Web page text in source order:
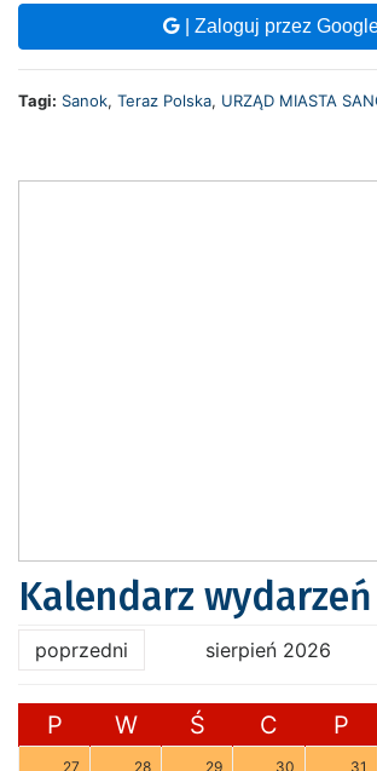
| Zaloguj przez
Tagi: Sanok, Teraz Polska, URZĄD MIASTA
Kalendarz wydarzeń
poprzedni sierpień 2026
P W Ś C P
27 28 29 30 31